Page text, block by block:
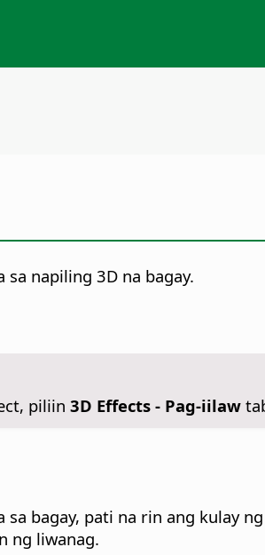
napiling 3D na bagay.
piliin 3D Effects - Pag-iilaw
bagay, pati na rin ang kulay
ng liwanag.